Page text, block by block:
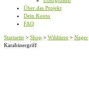
Über das Projekt
Dein Konto
FAQ
Startseite > Shop > Wildtiere > Nager
Karabinergriff